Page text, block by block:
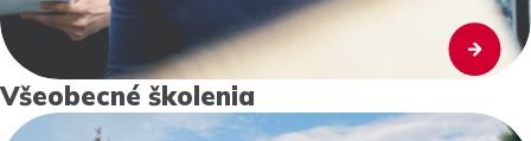
Všeobecné školenia